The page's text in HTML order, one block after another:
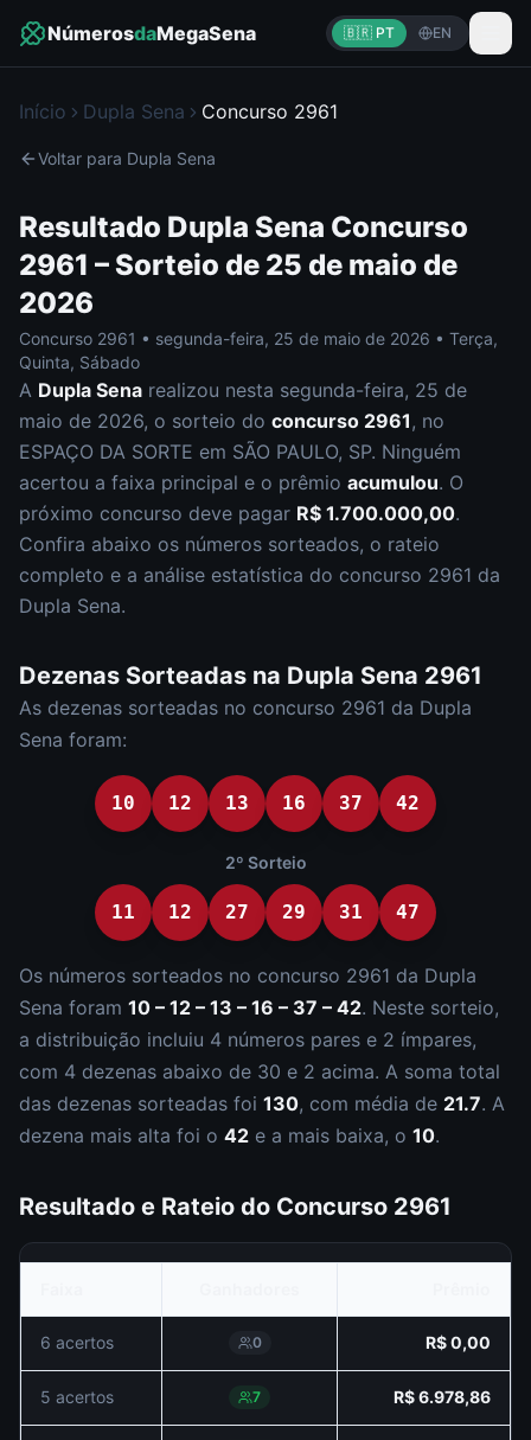
NúmerosdaMegaSena 🇧🇷 PT EN
Início Dupla Sena Concurso 2961
Voltar para Dupla Sena
Resultado Dupla Sena Concurso
2961 – Sorteio de 25 de maio de
2026
Concurso 2961 • segunda-feira, 25 de maio de 2026 • Terça,
Quinta, Sábado
A Dupla Sena realizou nesta segunda-feira, 25 de
maio de 2026, o sorteio do concurso 2961, no
ESPAÇO DA SORTE em SÃO PAULO, SP. Ninguém
acertou a faixa principal e o prêmio acumulou. O
próximo concurso deve pagar R$ 1.700.000,00.
Confira abaixo os números sorteados, o rateio
completo e a análise estatística do concurso 2961 da
Dupla Sena.
Dezenas Sorteadas na Dupla Sena 2961
As dezenas sorteadas no concurso 2961 da Dupla
Sena foram:
10 12 13 16 37 42
2º Sorteio
11 12 27 29 31 47
Os números sorteados no concurso 2961 da Dupla
Sena foram 10 – 12 – 13 – 16 – 37 – 42. Neste sorteio,
a distribuição incluiu 4 números pares e 2 ímpares,
com 4 dezenas abaixo de 30 e 2 acima. A soma total
das dezenas sorteadas foi 130, com média de 21.7. A
dezena mais alta foi o 42 e a mais baixa, o 10.
Resultado e Rateio do Concurso 2961
6 acertos 0 R$ 0,00
5 acertos 7 R$ 6.978,86